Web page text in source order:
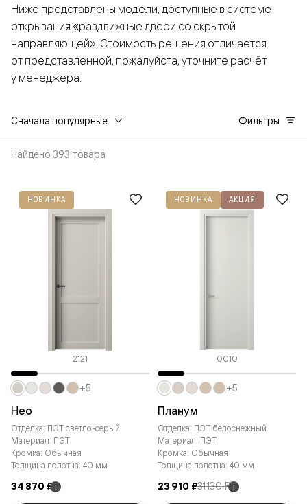
Ниже представлены модели, доступные в системе
открывания «раздвижные двери со скрытой
направляющей». Стоимость решения отличается
от представленной, пожалуйста, уточните расчёт
у менеджера.
Сначала популярные Фильтры
Найдено 393 товара
НОВИНКА
2121
Нео
Отделка: ПЭТ светло-серый
Материал: ПЭТ
Кромка: Обычная
Толщина полотна: 40 мм
34 870 ₽ i
+5
НОВИНКА АКЦИЯ
0010
Планум
Отделка: ПЭТ белоснежный
Материал: ПЭТ
Кромка: Обычная
Толщина полотна: 40 мм
23 910 ₽31 130 ₽ i
+5